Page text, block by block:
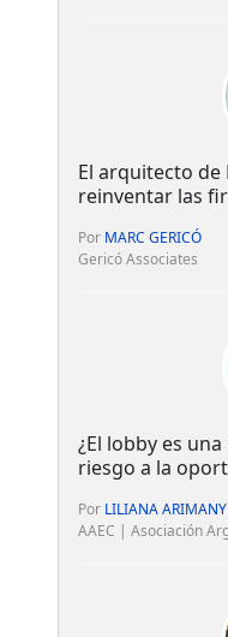
El arquitecto
reinventar las
Por MARC GERICÓ
Gericó Associates
¿El lobby es
riesgo a la
Por LILIANA
AAEC | Asociación